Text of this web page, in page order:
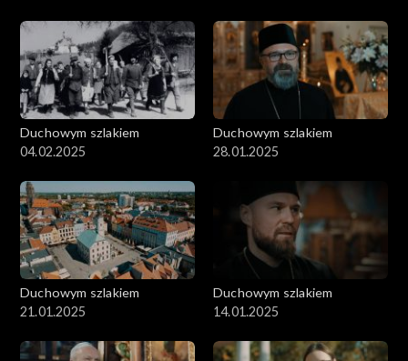
Duchowym szlakiem
04.02.2025
Duchowym szlakiem
28.01.2025
Duchowym szlakiem
21.01.2025
Duchowym szlakiem
14.01.2025